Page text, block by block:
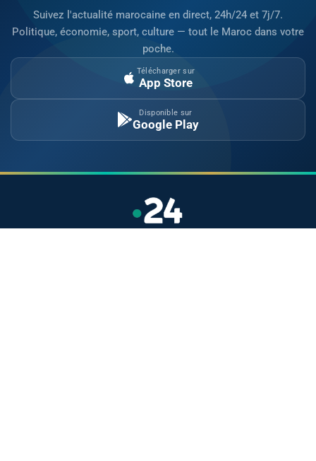
Suivez l'actualité marocaine en direct, 24h/24 et 7j/7.
Politique, économie, sport, culture — tout le Maroc dans votre
poche.
Télécharger sur
App Store
Disponible sur
Google Play